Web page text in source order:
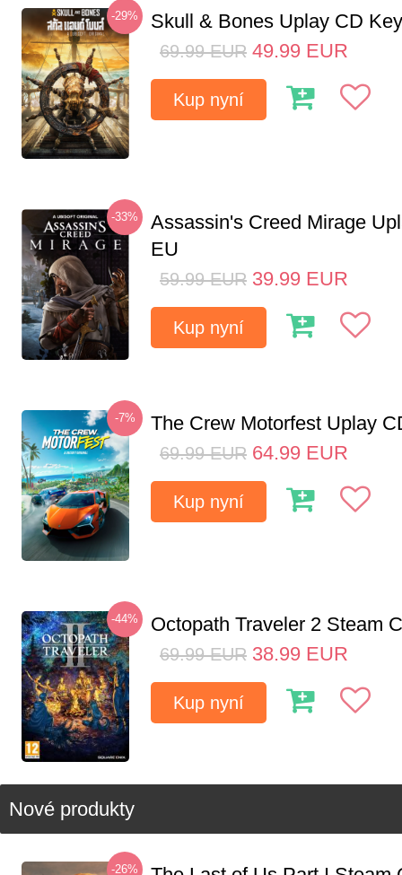
-29% Skull & Bones Uplay CD
69.99 EUR 49.99 EUR
Kup nyní
-33%
Assassin's Creed Mirage
EU
59.99 EUR 39.99 EUR
Kup nyní
-7% The Crew Motorfest Uplay
69.99 EUR 64.99 EUR
Kup nyní
-44% Octopath Traveler 2 Steam
69.99 EUR 38.99 EUR
Kup nyní
Nové produkty
-26%